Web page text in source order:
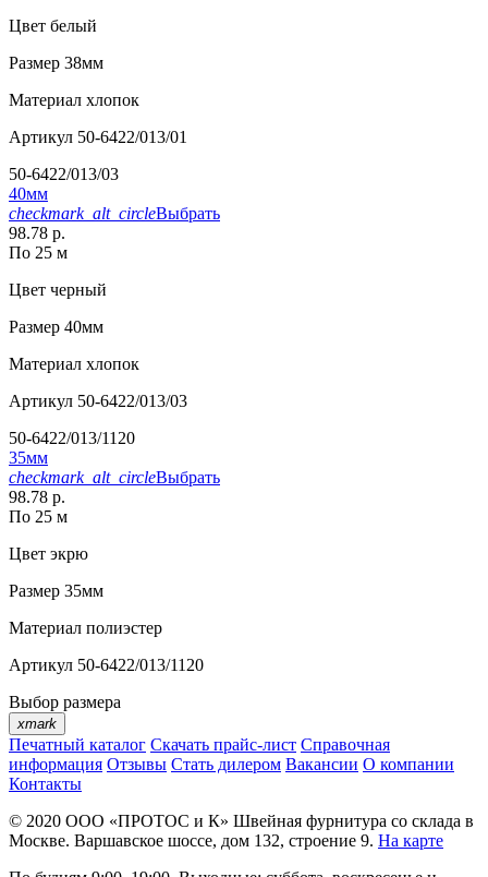
Цвет белый
Размер 38мм
Материал хлопок
Артикул 50-6422/013/01
50-6422/013/03
40мм
checkmark_alt_circleВыбрать
98.78 р.
По 25 м
Цвет черный
Размер 40мм
Материал хлопок
Артикул 50-6422/013/03
50-6422/013/1120
35мм
checkmark_alt_circleВыбрать
98.78 р.
По 25 м
Цвет экрю
Размер 35мм
Материал полиэстер
Артикул 50-6422/013/1120
Выбор размера
xmark
Печатный каталог Скачать прайс-лист Справочная
информация Отзывы Стать дилером Вакансии О компании
Контакты
© 2020 ООО «ПРОТОС и К» Швейная фурнитура со склада в
Москве. Варшавское шоссе, дом 132, строение 9. На карте